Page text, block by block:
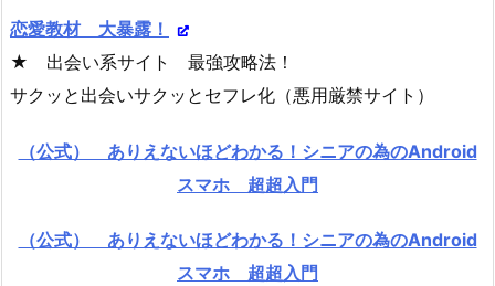
恋愛教材 大暴露！
★ 出会い系サイト 最強攻略法！
サクッと出会いサクッとセフレ化（悪用厳禁サイト）
（公式） ありえないほどわかる！シニアの為のAndroid
スマホ 超超入門
（公式） ありえないほどわかる！シニアの為のAndroid
スマホ 超超入門